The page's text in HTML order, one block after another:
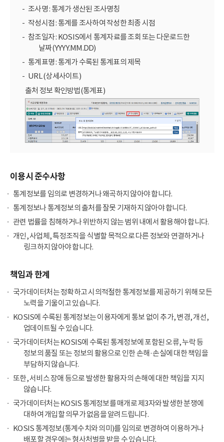
조사명 : 통계가 생산된 조사명칭
작성시점 : 통계를 조사하여 작성한 최종 시점
참조일자 : KOSIS에서 통계자료를 조회 또는 다운로드한
날짜(YYYY.MM.DD)
통계표명 : 통계가 수록된 통계표의 제목
URL (상세사이트)
출처 정보 확인방법(통계표)
이용시 준수사항
통계정보를 임의로 변경하거나 왜곡하지 않아야 합니다.
통계정보나 통계정보의 출처를 잘못 기재하지 않아야 합니다.
관련 법률을 침해하거나 위반하지 않는 범위 내에서 활용해야 합니다.
개인, 사업체, 특정조직을 식별할 목적으로 다른 정보와 연결하거나
링크하지 않아야 합니다.
책임과 한계
국가데이터처는 정확하고 시의적절한 통계정보를 제공하기 위해 모든
노력을 기울이고 있습니다.
KOSIS에 수록된 통계정보는 이용자에게 통보 없이 추가, 변경, 개선,
업데이트될 수 있습니다.
국가데이터처는 KOSIS에 수록된 통계정보에 포함된 오류, 누락 등
정보의 품질 또는 정보의 활용으로 인한 손해·손실에 대한 책임을
부담하지 않습니다.
또한, 서비스 장애 등으로 발생한 활용자의 손해에 대한 책임을 지지
않습니다.
국가데이터처는 KOSIS 통계정보를 매개로 제3자와 발생한 분쟁에
대하여 개입할 의무가 없음을 알려드립니다.
KOSIS 통계정보(통계수치와 의미)를 임의로 변경하여 이용하거나
배포할 경우에는 형사처벌을 받을 수 있습니다.